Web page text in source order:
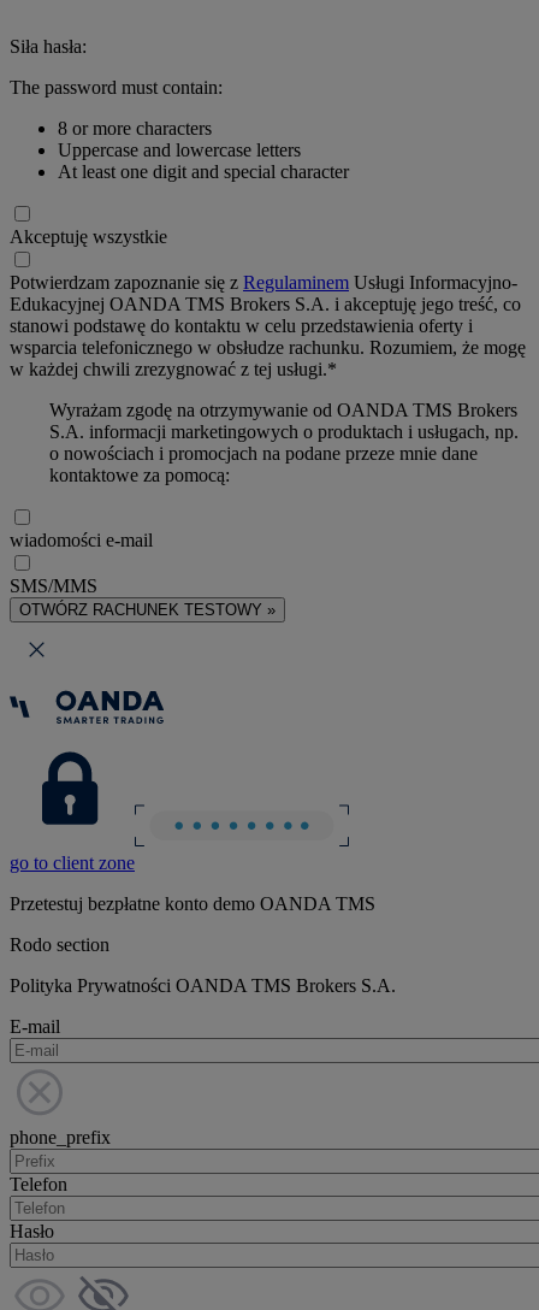
Siła hasła:
The password must contain:
8 or more characters
Uppercase and lowercase letters
At least one digit and special character
Akceptuję wszystkie
Potwierdzam zapoznanie się z Regulaminem Usługi Informacyjno-
Edukacyjnej OANDA TMS Brokers S.A. i akceptuję jego treść, co
stanowi podstawę do kontaktu w celu przedstawienia oferty i
wsparcia telefonicznego w obsłudze rachunku. Rozumiem, że mogę
w każdej chwili zrezygnować z tej usługi.*
Wyrażam zgodę na otrzymywanie od OANDA TMS Brokers
S.A. informacji marketingowych o produktach i usługach, np.
o nowościach i promocjach na podane przeze mnie dane
kontaktowe za pomocą:
wiadomości e-mail
SMS/MMS
OTWÓRZ RACHUNEK TESTOWY »
go to client zone
Przetestuj bezpłatne konto demo OANDA TMS
Rodo section
Polityka Prywatności OANDA TMS Brokers S.A.
E-mail
phone_prefix
Telefon
Hasło